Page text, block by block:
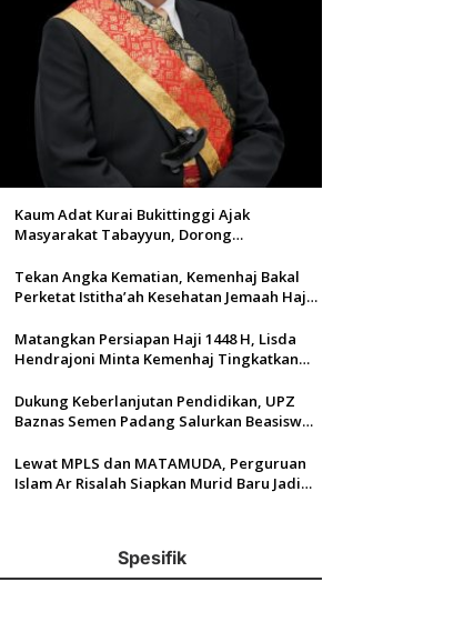
Kaum Adat Kurai Bukittinggi Ajak
Masyarakat Tabayyun, Dorong
Ulayat
Tekan Angka Kematian, Kemenhaj Bakal
Perketat Istitha’ah Kesehatan Jemaah Haji
Matangkan Persiapan Haji 1448 H, Lisda
Hendrajoni Minta Kemenhaj Tingkatkan
Dukung Keberlanjutan Pendidikan, UPZ
Baznas Semen Padang Salurkan Beasiswa
Lewat MPLS dan MATAMUDA, Perguruan
Islam Ar Risalah Siapkan Murid Baru Jadi
Spesifik